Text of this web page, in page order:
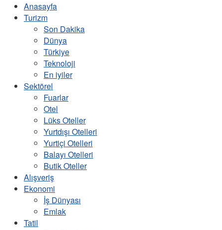
Anasayfa
Turizm
Son Dakika
Dünya
Türkiye
Teknoloji
En iyiler
Sektörel
Fuarlar
Otel
Lüks Oteller
Yurtdışı Otelleri
Yurtiçi Otelleri
Balayı Otelleri
Butik Oteller
Alışveriş
Ekonomi
İş Dünyası
Emlak
Tatil